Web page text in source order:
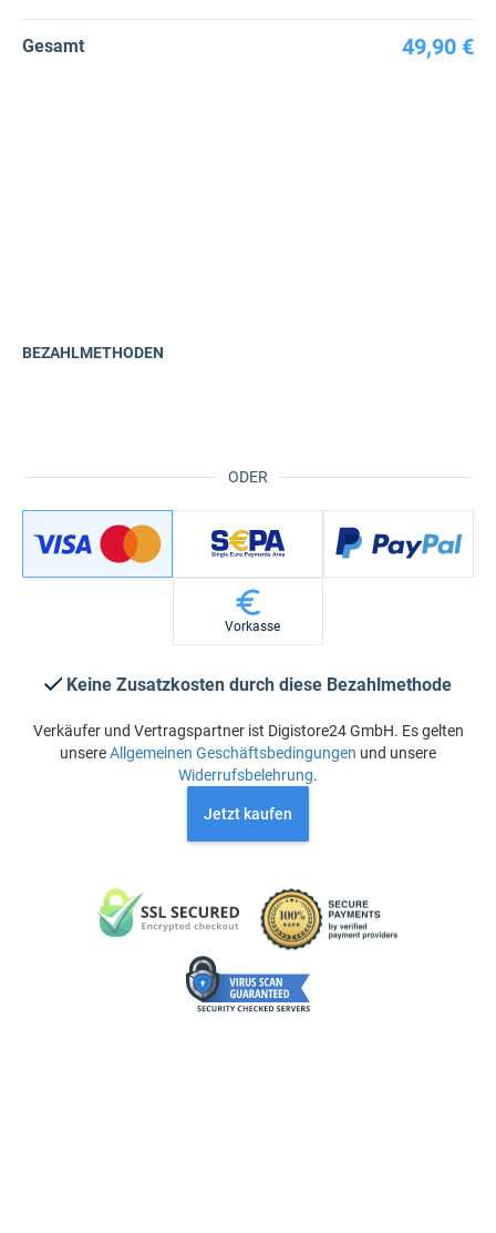
Gesamt 49,90 €
ODER
BEZAHLMETHODEN
Vorkasse
Keine Zusatzkosten durch diese Bezahlmethode
Verkäufer und Vertragspartner ist Digistore24 GmbH. Es gelten
unsereAllgemeinen Geschäftsbedingungen und unsere
Widerrufsbelehrung.
Jetzt kaufen